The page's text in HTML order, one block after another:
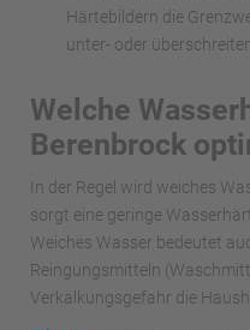
Härtebildern die
unter- oder
Welche
Berenbrock
In der Regel wird weiches
sorgt eine geringe
Weiches Wasser bedeutet
Reingungsmitteln
Verkalkungsgefahr die